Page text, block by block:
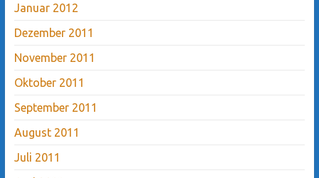
Januar 2012
Dezember 2011
November 2011
Oktober 2011
September 2011
August 2011
Juli 2011